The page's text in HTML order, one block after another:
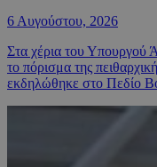
6 Αυγούστου, 2026
Στα χέρια του Υπουργού
το πόρισμα της
εκδηλώθηκε στο Πεδίο